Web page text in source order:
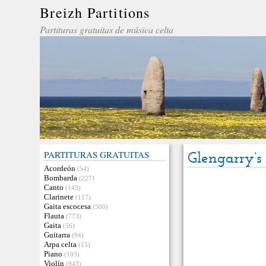
Breizh Partitions
Partituras gratuitas de música celta
PARTITURAS GRATUITAS
Acordeón (54)
Bombarda (227)
Canto (143)
Clarinete (117)
Gaita escocesa (500)
Flauta (773)
Gaita (56)
Guitarra (94)
Arpa celta (15)
Piano (103)
Violín (943)